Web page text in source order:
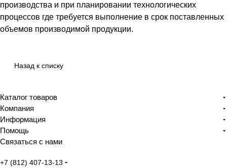
производства и при планировании технологических
процессов где требуется выполнение в срок поставленных
объемов производимой продукции.
Назад к списку
Каталог товаров
Компания
Информация
Помощь
Связаться с нами
+7 (812) 407-13-13